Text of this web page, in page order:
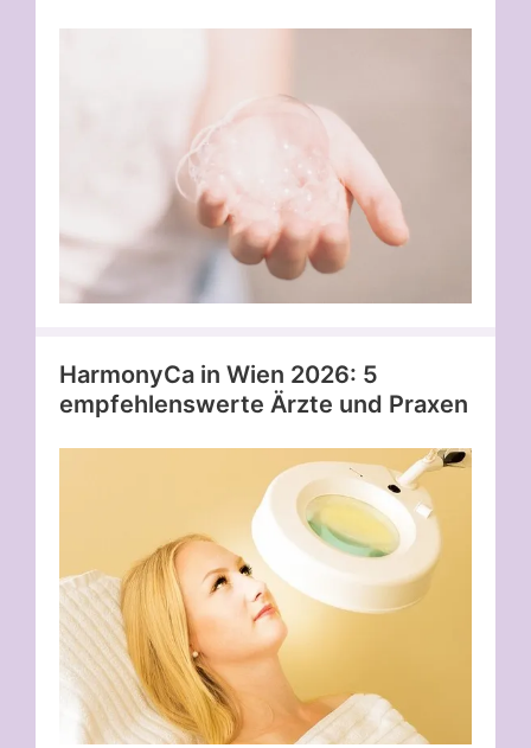
HarmonyCa in Wien 2026: 5
empfehlenswerte Ärzte und Praxen